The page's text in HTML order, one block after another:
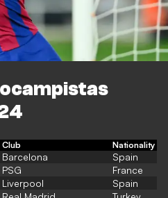
Club Nationality
Barcelona
Spain
PSG
France
Liverpool
Spain